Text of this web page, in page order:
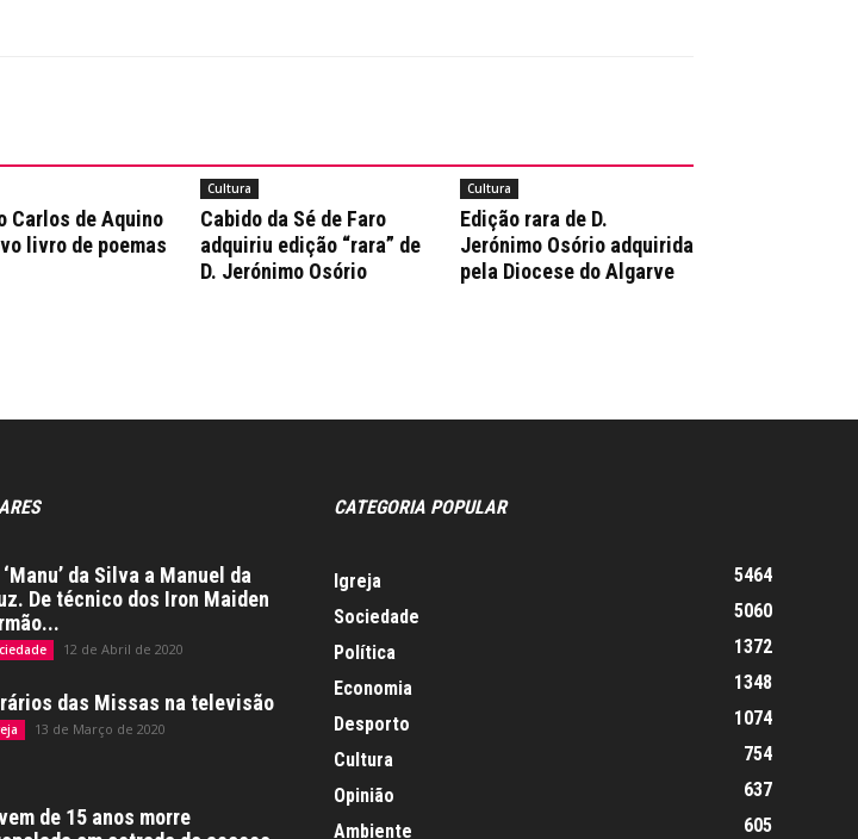
Carlos de Aquino
livro de poemas
Cultura
Cabido da Sé de Faro
adquiriu edição “rara” de
D. Jerónimo Osório
Cultura
Edição rara de D.
Jerónimo Osório adquirida
pela Diocese do Algarve
‘Manu’ da Silva a Manuel da
De técnico dos Iron Maiden
12 de Abril de 2020
das Missas na televisão
13 de Março de 2020
de 15 anos morre
CATEGORIA POPULAR
Igreja
5464
Sociedade
5060
Política
1372
Economia
1348
Desporto
1074
Cultura
754
Opinião
637
Ambiente
605